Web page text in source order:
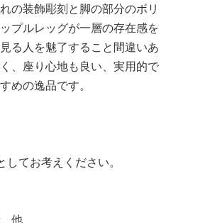
の装飾彫刻と脚の部分のボリ
プルレッグが一層の存在感を
る人を魅了すること間違いあ
、座り心地も良い、実用的で
めの逸品です。
てお考えください。
他